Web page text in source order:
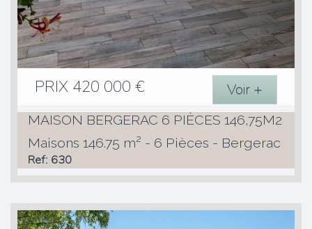
PRIX 420 000 € Voir +
MAISON BERGERAC 6 PIÈCES 146,75M2
Maisons 146.75 m² - 6 Pièces - Bergerac
Ref: 630